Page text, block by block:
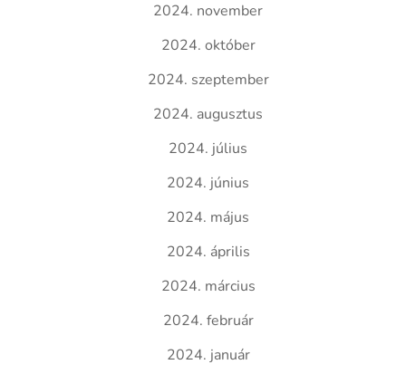
2024. november
2024. október
2024. szeptember
2024. augusztus
2024. július
2024. június
2024. május
2024. április
2024. március
2024. február
2024. január